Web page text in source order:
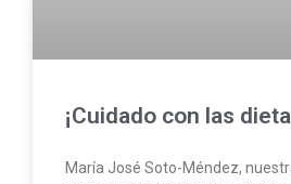
¡Cuidado con las
María José Soto-Méndez,